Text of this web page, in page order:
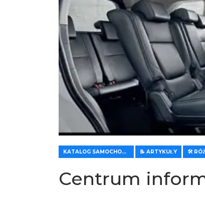
KATALOG SAMOCHODÓW 📝 ARTYKUŁY
Centrum